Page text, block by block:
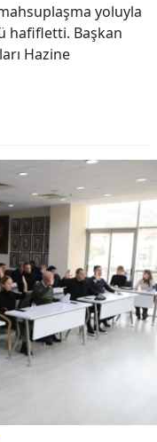
yoluyla
hafifletti. Başkan
Hazine